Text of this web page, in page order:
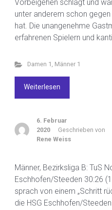
Vorbeigehen schlägt und
unter anderem schon
hat. Die unangenehme
erfahrenen Spielern und
Damen 1 , Männer 1
Weiterlesen
6. Februar
2020
Geschrieben von
Rene Weiss
Männer, Bezirksliga B: TuS
Eschhofen/Steeden 30:26
sprach von einem „Schritt
die HSG Eschhofen/